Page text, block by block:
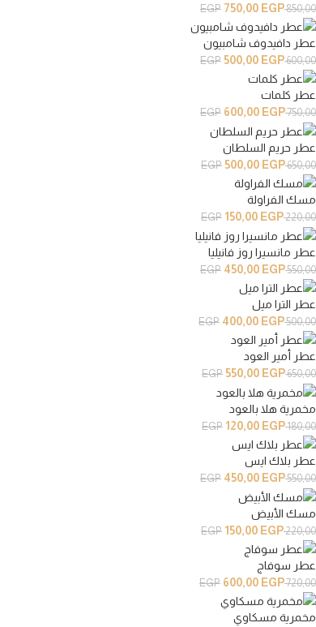
850,00
EGP 750,00 EGP
عطر دافيدوف شامبيون
600,00
EGP 500,00 EGP
عطر كلمات
750,00
EGP 600,00 EGP
عطر حريم السلطان
650,00
EGP 500,00 EGP
مسك الفراولة
220,00
EGP 150,00 EGP
عطر مانسيرا روز فانيليا
550,00
EGP 450,00 EGP
عطر الترا ميل
500,00
EGP 400,00 EGP
عطر أمير العود
650,00
EGP 550,00 EGP
مخمرية هلا بالعود
180,00
EGP 120,00 EGP
عطر بلاك ايس
550,00
EGP 450,00 EGP
مسك الأبيض
220,00
EGP 150,00 EGP
عطر سوفاج
720,00
EGP 600,00 EGP
مخمرية مسكاوي